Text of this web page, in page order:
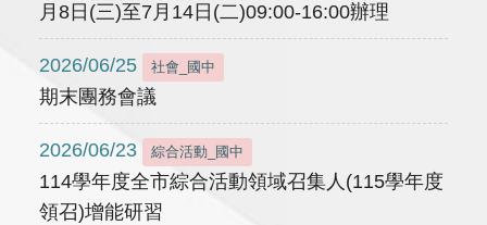
月8日(三)至7月14日(二)09:00-16:00辦理
2026/06/25 社會_國中
期末團務會議
2026/06/23 綜合活動_國中
114學年度全市綜合活動領域召集人(115學年度
領召)增能研習